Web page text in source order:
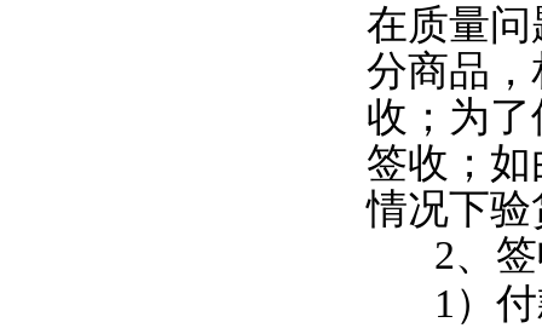
在质量
分商品
收；为
签收；
情况下
2、
1 ）